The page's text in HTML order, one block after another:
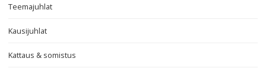
Teemajuhlat
Kausijuhlat
Kattaus & somistus